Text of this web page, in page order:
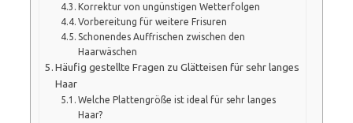
Korrektur von ungünstigen Wetterfolgen
Vorbereitung für weitere Frisuren
Schonendes Auffrischen zwischen den
Haarwäschen
Häufig gestellte Fragen zu Glätteisen für sehr langes
Haar
Welche Plattengröße ist ideal für sehr langes
Haar?